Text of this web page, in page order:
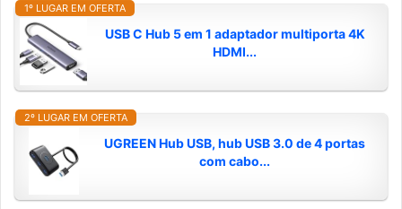
1º LUGAR EM OFERTA
USB C Hub 5 em 1 adaptador multiporta 4K
HDMI...
2º LUGAR EM OFERTA
UGREEN Hub USB, hub USB 3.0 de 4 portas
com cabo...